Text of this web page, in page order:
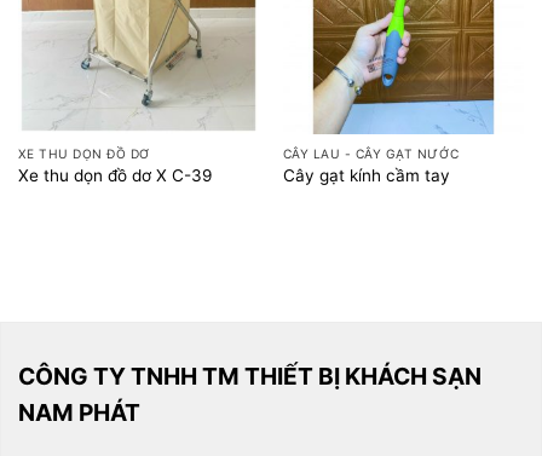
XE THU DỌN ĐỒ DƠ
Xe thu dọn đồ dơ X C-39
CÂY LAU - CÂY GẠT NƯỚC
Cây gạt kính cầm tay
CÔNG TY TNHH TM THIẾT BỊ KHÁCH SẠN
NAM PHÁT